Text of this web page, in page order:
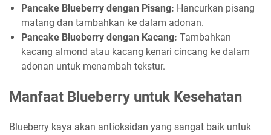
Pancake Blueberry dengan Pisang: Hancurkan pisang
matang dan tambahkan ke dalam adonan.
Pancake Blueberry dengan Kacang: Tambahkan
kacang almond atau kacang kenari cincang ke dalam
adonan untuk menambah tekstur.
Manfaat Blueberry untuk Kesehatan
Blueberry kaya akan antioksidan yang sangat baik untuk